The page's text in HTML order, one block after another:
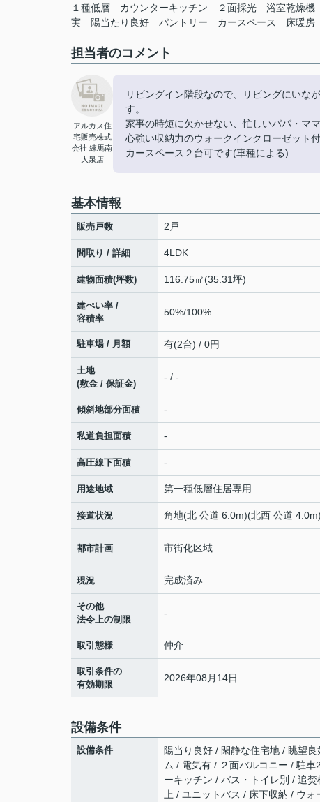
１種低層 カウンターキッチン ２面採光 浴室乾燥機
実
陽当たり良好 パントリー カースペース 床暖房
担当者のコメント
アルカス住
宅販売株式
会社 練馬南
大泉店
リビングイン階段なので、リビングにいな
す。
家事の時短に欠かせない、忙しいパパ・マ
心強い収納力のウォークインクローゼット付
カースペース２台可です(車種による)
基本情報
販売戸数 2戸
間取り / 詳細 4LDK
建物面積(坪数) 116.75㎡(35.31坪)
建ぺい率 /
容積率
50%/100%
駐車場 / 月額 有(2台) / 0円
土地
(敷金 / 保証金)
- / -
傾斜地部分面積 -
私道負担面積 -
高圧線下面積 -
用途地域 第一種低層住居専用
接道状況 角地(北 公道 6.0m)(北西 公道 4.0m)
都市計画 市街化区域
現況 完成済み
その他
法令上の制限
-
取引態様 仲介
取引条件の
有効期限
2026年08月14日
設備条件
設備条件
陽当り良好 / 閑静な住宅地 / 眺望
ム / 電気有 / ２面バルコニー / 駐
ーキッチン / バス・トイレ別 / 追
上 / ユニットバス / 床下収納 / ウ